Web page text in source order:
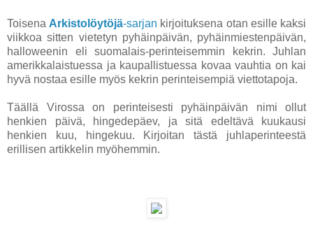
Toisena Arkistolöytöjä-sarjan kirjoituksena otan esille kaksi
viikkoa sitten vietetyn pyhäinpäivän, pyhäinmiestenpäivän,
halloweenin eli suomalais-perinteisemmin kekrin. Juhlan
amerikkalaistuessa ja kaupallistuessa kovaa vauhtia on kai
hyvä nostaa esille myös kekrin perinteisempiä viettotapoja.
Täällä Virossa on perinteisesti pyhäinpäivän nimi ollut
henkien päivä, hingedepäev, ja sitä edeltävä kuukausi
henkien kuu, hingekuu. Kirjoitan tästä juhlaperinteestä
erillisen artikkelin myöhemmin.